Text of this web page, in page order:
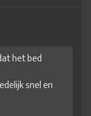
het bed
snel en